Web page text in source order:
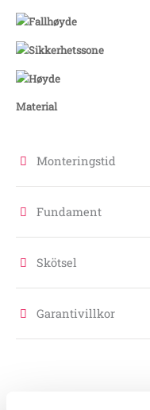
Material
Monteringstid
Fundament
Skötsel
Garantivillkor
Produktens utseende